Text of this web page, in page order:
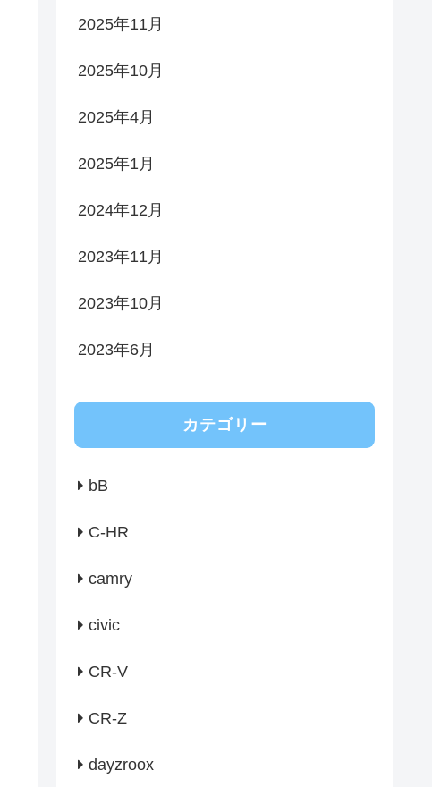
2025年11月
2025年10月
2025年4月
2025年1月
2024年12月
2023年11月
2023年10月
2023年6月
カテゴリー
bB
C-HR
camry
civic
CR-V
CR-Z
dayzroox